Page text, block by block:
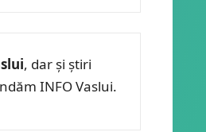
, dar și știri
INFO Vaslui.